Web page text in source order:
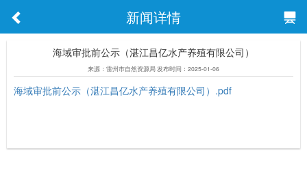
新闻详情
海域审批前公示（湛江昌亿水产养殖有限公司）
来源：雷州市自然资源局 发布时间：2025-01-06
海域审批前公示（湛江昌亿水产养殖有限公司）.pdf